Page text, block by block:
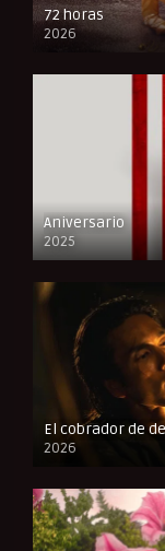
72 horas
2026
FULL HD
Aniversario
2025
FULL HD
El cobrador de
2026
FULL HD